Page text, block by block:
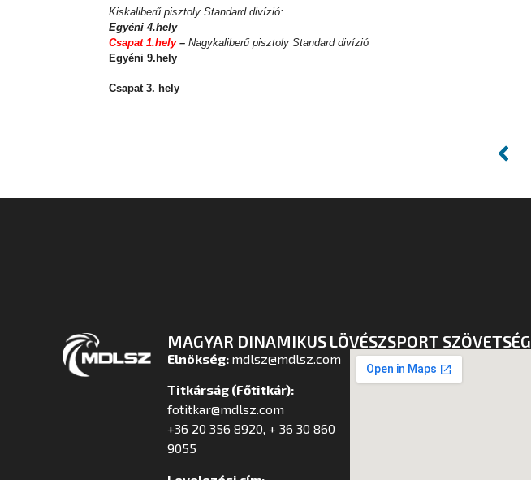
Kiskaliberű pisztoly Standard divízió:
Egyéni 4.hely
Csapat 1.hely–Nagykaliberű pisztoly Standard divízió
Egyéni 9.hely
Csapat 3. hely
MAGYAR DINAMIKUS LÖVÉSZSPORT SZÖVETSÉG
Elnökség: mdlsz@mdlsz.com
Titkárság (Főtitkár):
fotitkar@mdlsz.com
+36 20 356 8920, + 36 30 860
9055